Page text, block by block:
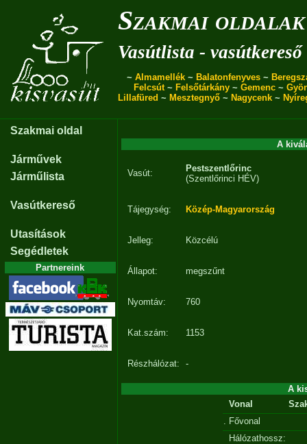
Szakmai oldalak
Vasútlista - vasútkereső
~ Almamellék ~ Balatonfenyves ~
Felcsút~ Felsőtárkány ~ Gemenc ~
Lillafüred ~ Mesztegnyő ~ Nagycenk ~
Szakmai oldal
Járművek
Járműlista
Vasútkereső
Utasítások
Segédletek
Partnereink
A
Vasút:
Pestszentlőrinc
(Szentlőrinci HÉV)
Tájegység: Közép-Magyarország
Jelleg: Közcélú
Állapot: megszűnt
Nyomtáv: 760
Kat.szám: 1153
Részhálózat: -
A
Vonal
. Fővonal
Hálózathossz: